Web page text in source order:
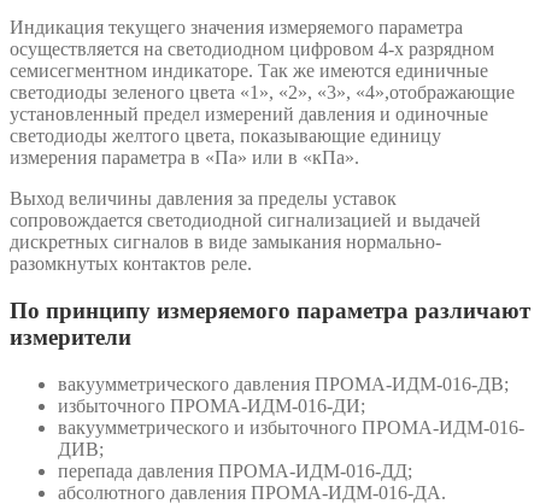
Индикация текущего значения измеряемого параметра
осуществляется на светодиодном цифровом 4-х разрядном
семисегментном индикаторе. Так же имеются единичные
светодиоды зеленого цвета «1», «2», «3», «4»,отображающие
установленный предел измерений давления и одиночные
светодиоды желтого цвета, показывающие единицу
измерения параметра в «Па» или в «кПа».
Выход величины давления за пределы уставок
сопровождается светодиодной сигнализацией и выдачей
дискретных сигналов в виде замыкания нормально-
разомкнутых контактов реле.
По принципу измеряемого параметра различают
измерители
вакуумметрического давления ПРОМА-ИДМ-016-ДВ;
избыточного ПРОМА-ИДМ-016-ДИ;
вакуумметрического и избыточного ПРОМА-ИДМ-016-
ДИВ;
перепада давления ПРОМА-ИДМ-016-ДД;
абсолютного давления ПРОМА-ИДМ-016-ДА.